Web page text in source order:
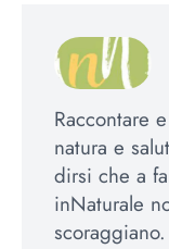
Raccontare
natura e
dirsi che a
inNaturale